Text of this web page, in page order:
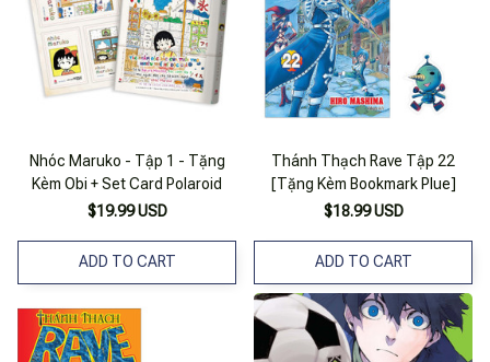
Nhóc Maruko - Tập 1 - Tặng
Kèm Obi + Set Card Polaroid
$19.99 USD
ADD TO CART
Thánh Thạch Rave Tập 22
[Tặng Kèm Bookmark Plue]
$18.99 USD
ADD TO CART